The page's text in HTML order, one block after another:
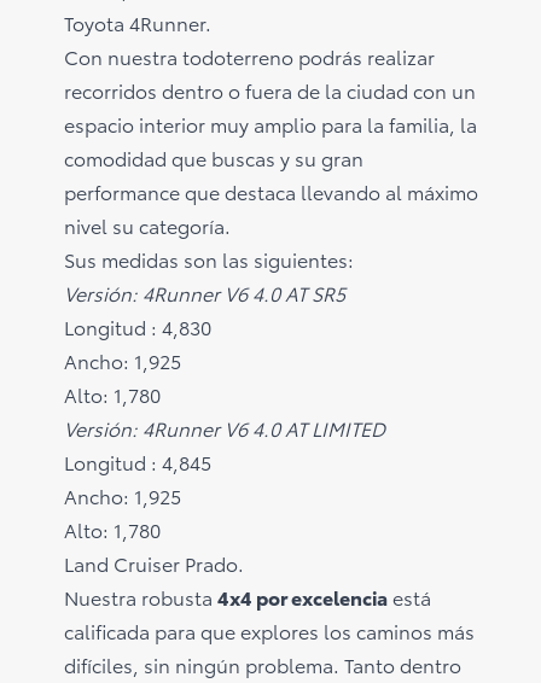
Toyota 4Runner.
Con nuestra todoterreno podrás realizar
recorridos dentro o fuera de la ciudad con un
espacio interior muy amplio para la familia, la
comodidad que buscas y su gran
performance que destaca llevando al máximo
nivel su categoría.
Sus medidas son las siguientes:
Versión: 4Runner V6 4.0 AT SR5
Longitud : 4,830
Ancho: 1,925
Alto: 1,780
Versión: 4Runner V6 4.0 AT LIMITED
Longitud : 4,845
Ancho: 1,925
Alto: 1,780
Land Cruiser Prado.
Nuestra robusta 4x4 por excelenciaestá
calificada para que explores los caminos más
difíciles, sin ningún problema. Tanto dentro